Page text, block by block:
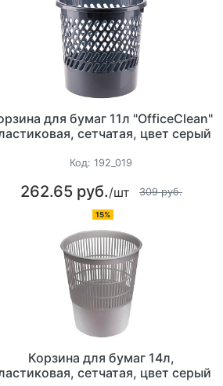
для бумаг 11л "OfficeClean"
сетчатая, цвет серый
Код:192_019
262.65 руб./шт 309 руб.
15%
Корзина для бумаг 14л,
сетчатая, цвет серый